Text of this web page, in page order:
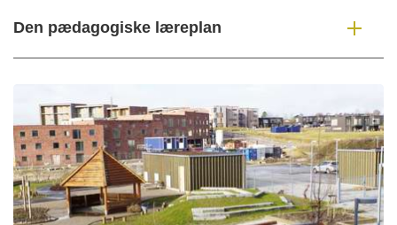
Den pædagogiske læreplan